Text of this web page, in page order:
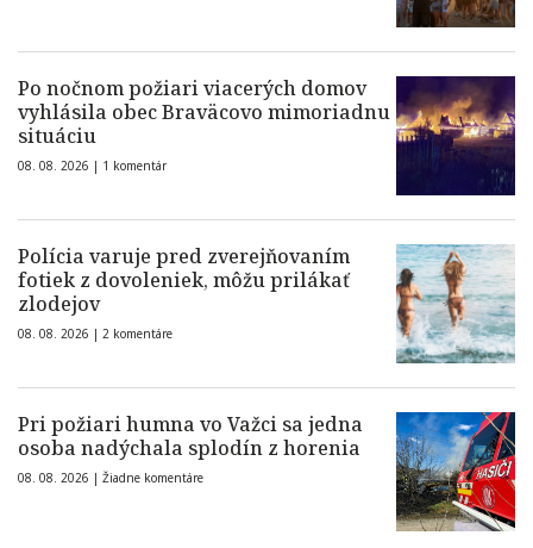
Po nočnom požiari viacerých domov
vyhlásila obec Braväcovo mimoriadnu
situáciu
08. 08. 2026 | 1 komentár
Polícia varuje pred zverejňovaním
fotiek z dovoleniek, môžu prilákať
zlodejov
08. 08. 2026 | 2 komentáre
Pri požiari humna vo Važci sa jedna
osoba nadýchala splodín z horenia
08. 08. 2026 | Žiadne komentáre